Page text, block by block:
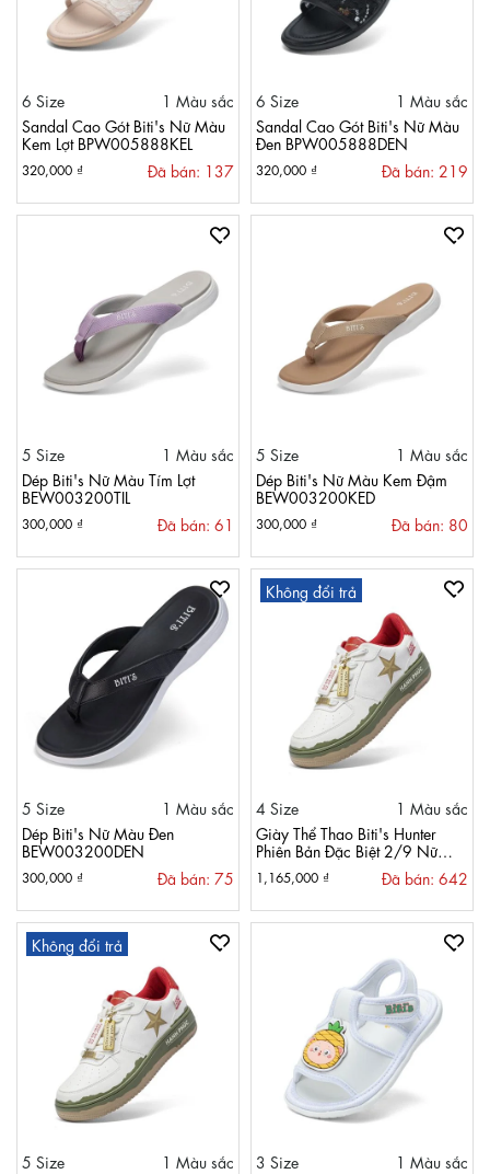
6 Size
1 Màu sắc
Sandal Cao Gót Biti's Nữ Màu
Kem Lợt BPW005888KEL
320,000 ₫ Đã bán: 137
6 Size
1 Màu sắc
Sandal Cao Gót Biti's Nữ Màu
Đen BPW005888DEN
320,000 ₫ Đã bán: 219
5 Size
1 Màu sắc
Dép Biti's Nữ Màu Tím Lợt
BEW003200TIL
300,000 ₫ Đã bán: 61
5 Size
1 Màu sắc
Dép Biti's Nữ Màu Kem Đậm
BEW003200KED
300,000 ₫ Đã bán: 80
5 Size
1 Màu sắc
Dép Biti's Nữ Màu Đen
BEW003200DEN
300,000 ₫ Đã bán: 75
Không đổi trả
4 Size
1 Màu sắc
Giày Thể Thao Biti's Hunter
Phiên Bản Đặc Biệt 2/9 Nữ
Màu Kem Lợt HSW013500KEL
1,165,000 ₫ Đã bán: 642
Không đổi trả
5 Size
1 Màu sắc
3 Size
1 Màu sắc